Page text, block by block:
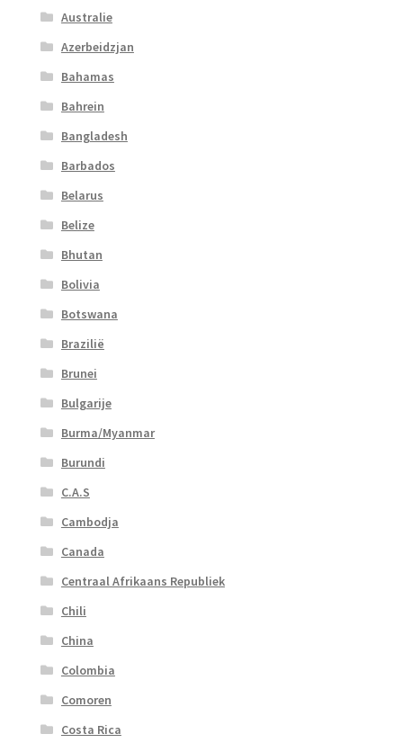
Australie
Azerbeidzjan
Bahamas
Bahrein
Bangladesh
Barbados
Belarus
Belize
Bhutan
Bolivia
Botswana
Brazilië
Brunei
Bulgarije
Burma/Myanmar
Burundi
C.A.S
Cambodja
Canada
Centraal Afrikaans Republiek
Chili
China
Colombia
Comoren
Costa Rica